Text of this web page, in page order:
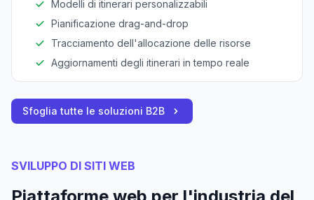
Modelli di itinerari personalizzabili
Pianificazione drag-and-drop
Tracciamento dell'allocazione delle risorse
Aggiornamenti degli itinerari in tempo reale
Sfoglia tutte le soluzioni B2B
SVILUPPO DI SITI WEB